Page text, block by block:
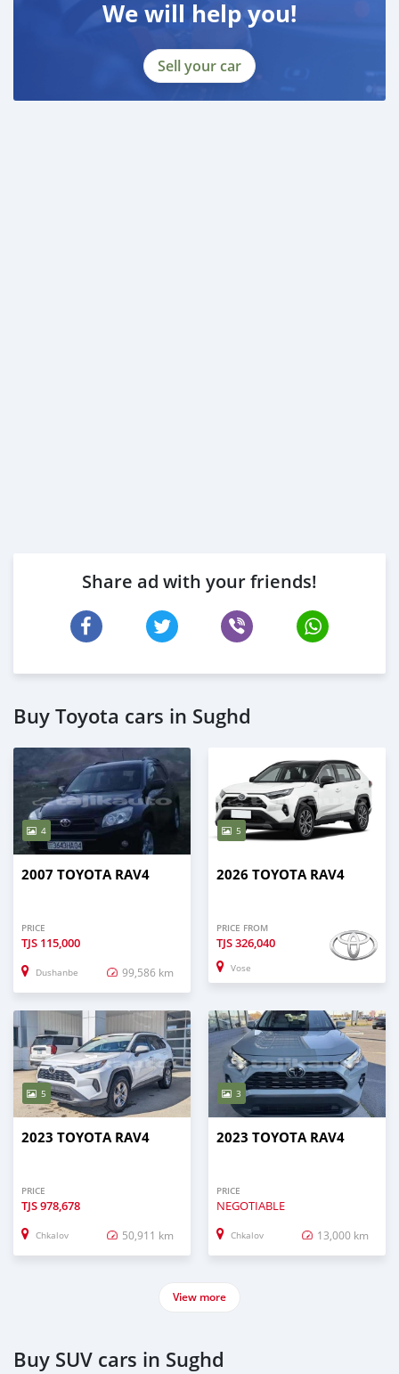
We will help you!
Sell your car
Share ad with your friends!
Buy Toyota cars in Sughd
4
2007 TOYOTA RAV4
PRICE
TJS 115,000
Dushanbe 99,586 km
5
2026 TOYOTA RAV4
PRICE FROM
TJS326,040
Vose
5
2023 TOYOTA RAV4
PRICE
TJS978,678
Chkalov 50,911 km
3
2023 TOYOTA RAV4
PRICE
NEGOTIABLE
Chkalov 13,000 km
View more
Buy SUV cars in Sughd